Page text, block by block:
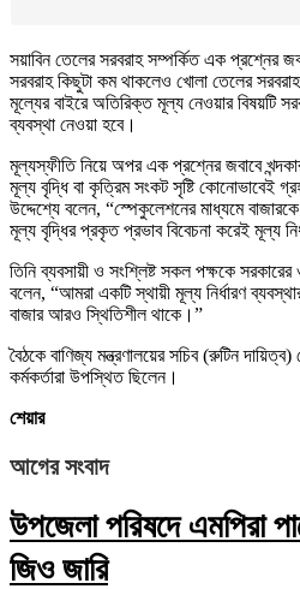
সয়াবিন তেলের সরবরাহ সম্পর্কিত এক প্রশ্নের
সরবরাহ কিছুটা কম থাকলেও খোলা তেলের সরবরাহ
মূল্যের বাইরে অতিরিক্ত মূল্য নেওয়ার বিষয়টি
ব্যবস্থা নেওয়া হবে।
মূল্যস্ফীতি নিয়ে অপর এক প্রশ্নের জবাবে
মূল্য বৃদ্ধি বা কৃত্রিম সংকট সৃষ্টি কোনোভাবেই
উদ্দেশ্যে বলেন, “স্পেকুলেশনের মাধ্যমে
মূল্য বৃদ্ধির প্রকৃত প্রভাব বিবেচনা করেই মূল্য
তিনি ব্যবসায়ী ও সংশ্লিষ্ট সকল পক্ষকে
বলেন, “আমরা একটি স্থায়ী মূল্য নির্ধারণ
বাজার আরও স্থিতিশীল থাকে।”
বৈঠকে বাণিজ্য মন্ত্রণালয়ের সচিব (রুটিন
কর্মকর্তারা উপস্থিত ছিলেন।
শেয়ার
আগের সংবাদ
উপজেলা পরিষদে এমপিরা
জিও জারি